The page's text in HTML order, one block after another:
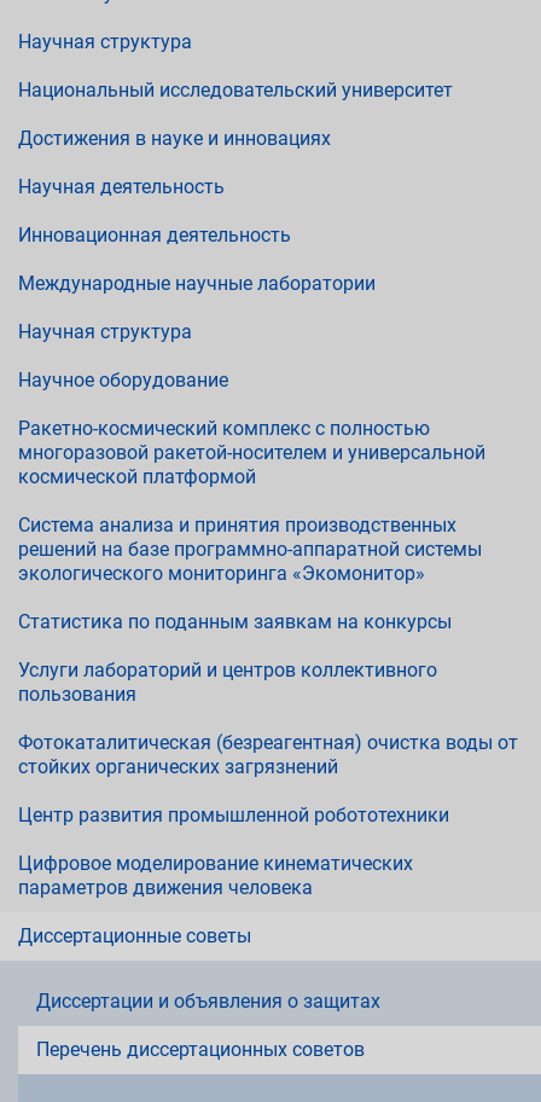
Научная структура
Национальный исследовательский университет
Достижения в науке и инновациях
Научная деятельность
Инновационная деятельность
Международные научные лаборатории
Научная структура
Научное оборудование
Ракетно-космический комплекс с полностью
многоразовой ракетой-носителем и универсальной
космической платформой
Система анализа и принятия производственных
решений на базе программно-аппаратной системы
экологического мониторинга «Экомонитор»
Статистика по поданным заявкам на конкурсы
Услуги лабораторий и центров коллективного
пользования
Фотокаталитическая (безреагентная) очистка воды от
стойких органических загрязнений
Центр развития промышленной робототехники
Цифровое моделирование кинематических
параметров движения человека
Диссертационные советы
Диссертации и объявления о защитах
Перечень диссертационных советов